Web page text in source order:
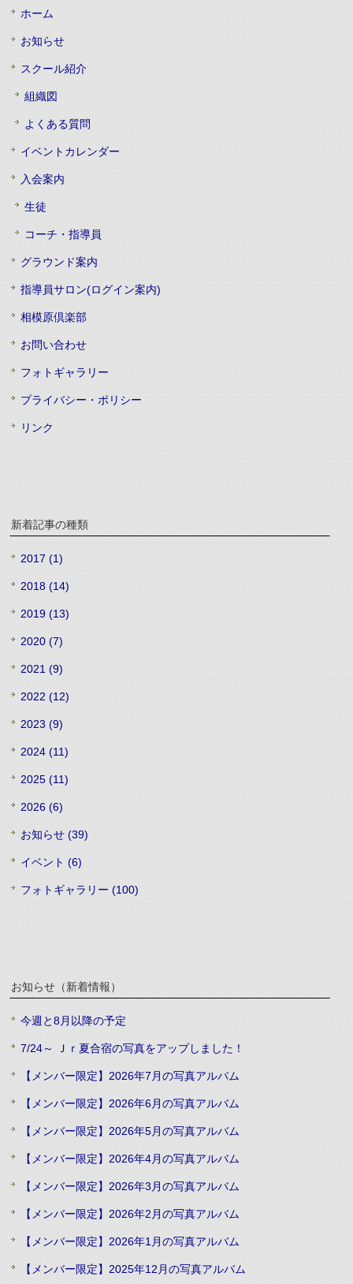
ホーム
お知らせ
スクール紹介
組織図
よくある質問
イベントカレンダー
入会案内
生徒
コーチ・指導員
グラウンド案内
指導員サロン(ログイン案内)
相模原倶楽部
お問い合わせ
フォトギャラリー
プライバシー・ポリシー
リンク
新着記事の種類
2017 (1)
2018 (14)
2019 (13)
2020 (7)
2021 (9)
2022 (12)
2023 (9)
2024 (11)
2025 (11)
2026 (6)
お知らせ (39)
イベント (6)
フォトギャラリー (100)
お知らせ（新着情報）
今週と8月以降の予定
7/24～ Ｊｒ夏合宿の写真をアップしました！
【メンバー限定】2026年7月の写真アルバム
【メンバー限定】2026年6月の写真アルバム
【メンバー限定】2026年5月の写真アルバム
【メンバー限定】2026年4月の写真アルバム
【メンバー限定】2026年3月の写真アルバム
【メンバー限定】2026年2月の写真アルバム
【メンバー限定】2026年1月の写真アルバム
【メンバー限定】2025年12月の写真アルバム